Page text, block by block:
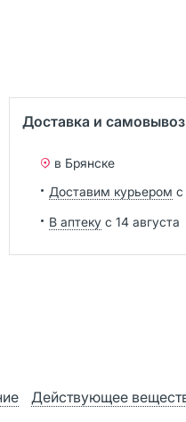
Доставка и самовывоз
в Брянске
Доставим курьером с
В аптеку с 14 августа
Действующее